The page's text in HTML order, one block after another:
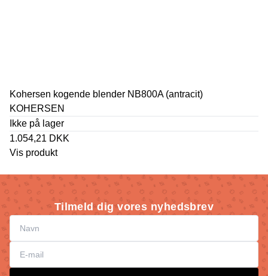
Kohersen kogende blender NB800A (antracit)
KOHERSEN
Ikke på lager
1.054,21 DKK
Vis produkt
Tilmeld dig vores nyhedsbrev